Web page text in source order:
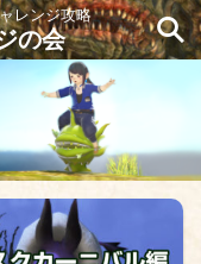
レンジ攻略
の会